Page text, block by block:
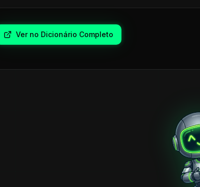
Ver no Dicionário Completo